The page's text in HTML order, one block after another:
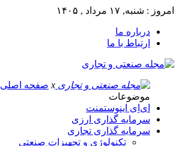
امروز : شنبه, ۱۷ مرداد , ۱۴۰۵
درباره ما
ارتباط با ما
x صفحه اصلی
موضوعات
ای‌اِی اینوستمنت
سرمایه گذاری ارزی
سرمایه گذاری تجاری
تکنولوژی و تجهیزات صنعتی